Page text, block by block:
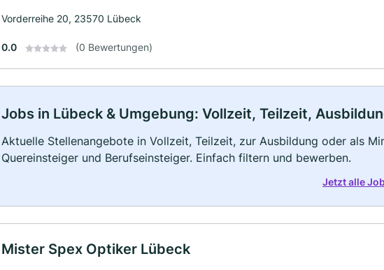
Vorderreihe 20, 23570 Lübeck
0.0 (0 Bewertungen)
Jobs in Lübeck & Umgebung: Vollzeit, Teilzeit,
Aktuelle Stellenangebote in Vollzeit, Teilzeit, zur Ausbildung oder als
Quereinsteiger und Berufseinsteiger. Einfach filtern und bewerben.
Jetzt alle
Mister Spex Optiker Lübeck